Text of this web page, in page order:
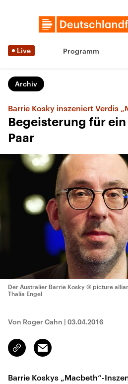
Live Programm
Archiv
Barrie Kosky inszeniert Verdis
Begeisterung für
Paar
Der Australier Barrie Kosky © picture
Thalia Engel
Von Roger Cahn | 03.04.2016
Link
kopieren/teilen
Email
Barrie Koskys „Macbeth“-